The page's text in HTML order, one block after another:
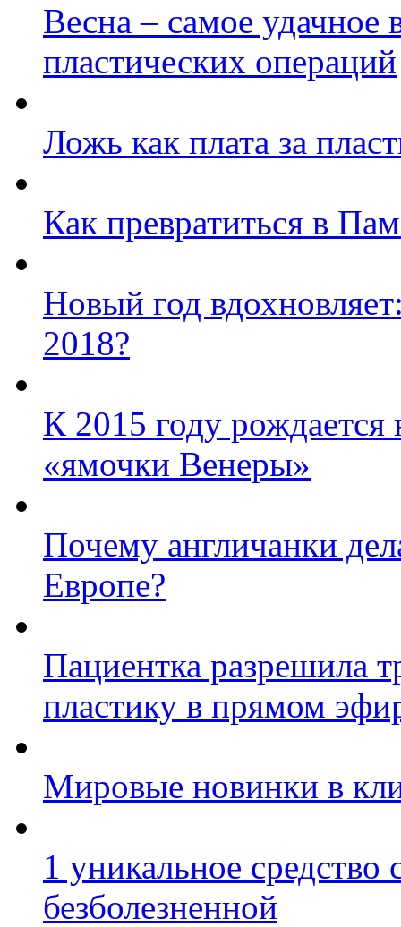
Весна – самое удачное
пластических операций
Ложь как плата за
Как превратиться в
Новый год
2018?
К 2015 году рождается
«ямочки Венеры»
Почему англичанки
Европе?
Пациентка разрешила
пластику в прямом
Мировые новинки в
1 уникальное средство
безболезненной